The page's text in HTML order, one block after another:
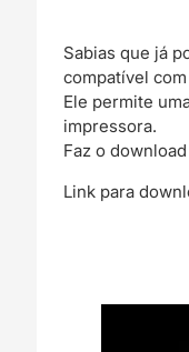
Sabias que já
compatível
Ele permite
impressora.
Faz o
Link para